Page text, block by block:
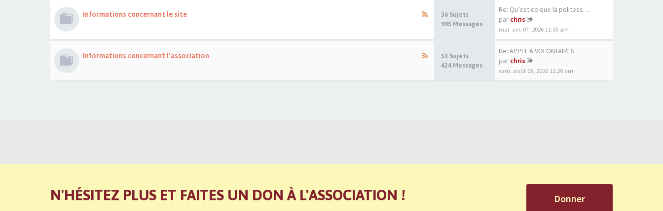
Informations concernant le site
36 Sujets
905 Messages
Re: Qu’est ce que la politess…
par chris
mar. avr. 07, 2026 11:05 am
Informations concernant l'association
53 Sujets
424 Messages
Re: APPEL A VOLONTAIRES
par chris
sam. août 08, 2026 11:20 am
N'HÉSITEZ PLUS ET FAITES UN DON À L'ASSOCIATION ! Donner